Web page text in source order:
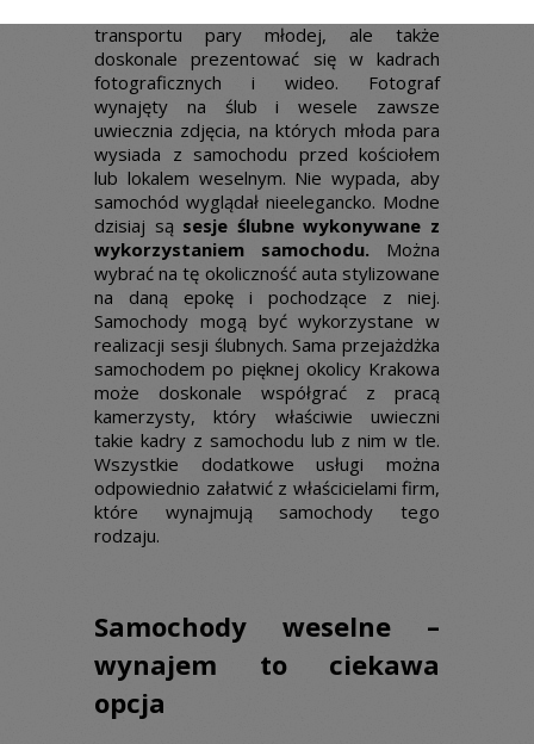
transportu pary młodej, ale także
doskonale prezentować się w kadrach
fotograficznych i wideo. Fotograf
wynajęty na ślub i wesele zawsze
uwiecznia zdjęcia, na których młoda para
wysiada z samochodu przed kościołem
lub lokalem weselnym. Nie wypada, aby
samochód wyglądał nieelegancko. Modne
dzisiaj są sesje ślubne wykonywane z
wykorzystaniem samochodu. Można
wybrać na tę okoliczność auta stylizowane
na daną epokę i pochodzące z niej.
Samochody mogą być wykorzystane w
realizacji sesji ślubnych. Sama przejażdżka
samochodem po pięknej okolicy Krakowa
może doskonale współgrać z pracą
kamerzysty, który właściwie uwieczni
takie kadry z samochodu lub z nim w tle.
Wszystkie dodatkowe usługi można
odpowiednio załatwić z właścicielami firm,
które wynajmują samochody tego
rodzaju.
Samochody weselne –
wynajem to ciekawa
opcja